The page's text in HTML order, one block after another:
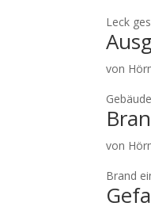
Leck
von
von
Brand